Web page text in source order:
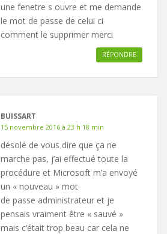
une fenetre s ouvre et me demande
le mot de passe de celui ci
comment le supprimer merci
RÉPONDRE
BUISSART
15 novembre 2016 à 23 h 18 min
désolé de vous dire que ça ne
marche pas, j’ai effectué toute la
procédure et Microsoft m’a envoyé
un « nouveau » mot
de passe administrateur et je
pensais vraiment être « sauvé »
mais c’était trop beau car cela ne